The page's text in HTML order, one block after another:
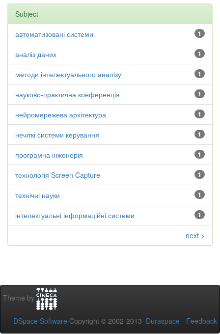
Subject
1
автоматизовані системи
1
аналіз даних
1
методи інтелектуального аналізу
1
науково-практична конференція
1
нейромережева архітектура
1
нечіткі системи керування
1
програмна інженерія
1
технологія Screen Capture
1
технічні науки
1
інтелектуальні інформаційні системи
next >
Theme by
DSpace Software Copyright © 2002-2013 Duraspace - Feedback